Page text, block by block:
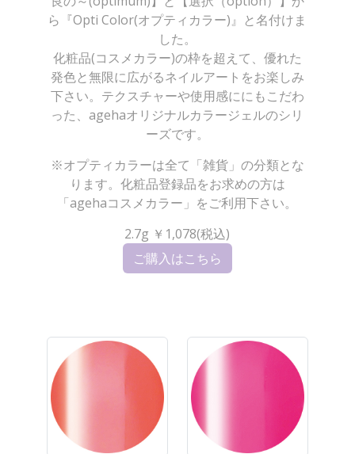
ら『Opti Color(オプティカラー)』と名付けま
した。
化粧品(コスメカラー)の枠を超えて、優れた
発色と無限に広がるネイルアートをお楽しみ
下さい。テクスチャーや使用感ににもこだわ
った、agehaオリジナルカラージェルのシリ
ーズです。
※オプティカラーは全て「雑貨」の分類とな
ります。化粧品登録品をお求めの方は
「agehaコスメカラー」をご利用下さい。
2.7g ￥1,078(税込)
ご購入はこちら